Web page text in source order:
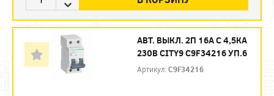
АВТ. ВЫКЛ. 2П 16А С 4,5КА
230В CITY9 C9F34216 УП.6
Артикул:C9F34216